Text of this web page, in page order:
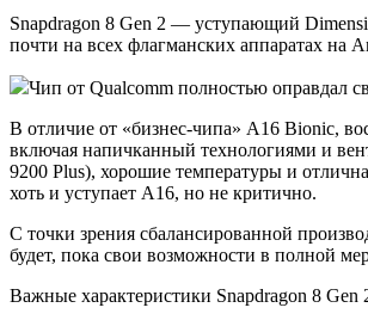
Snapdragon 8 Gen 2 — уступающий
почти на всех флагманских аппаратах
Чип от Qualcomm полностью оправдал
В отличие от «бизнес-чипа» A16 Bionic,
включая напичканный технологиями и
9200 Plus), хорошие температуры и
хоть и уступает A16, но не критично.
С точки зрения сбалансированной
будет, пока свои возможности в полной
Важные характеристики Snapdragon 8 Gen